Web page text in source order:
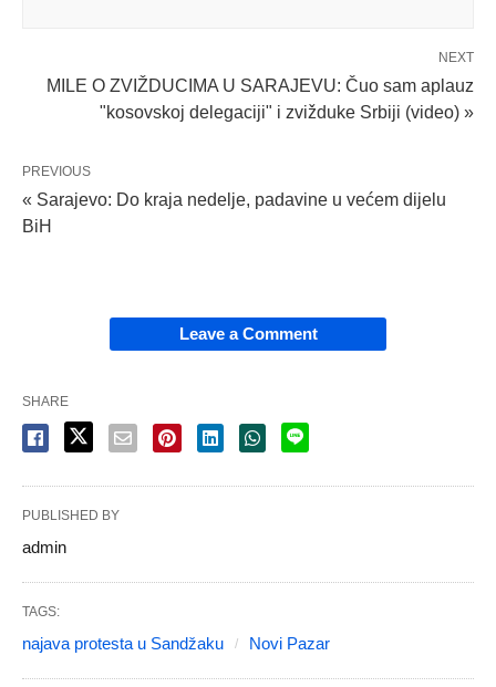
NEXT
MILE O ZVIŽDUCIMA U SARAJEVU: Čuo sam aplauz
"kosovskoj delegaciji" i zvižduke Srbiji (video) »
PREVIOUS
« Sarajevo: Do kraja nedelje, padavine u većem dijelu
BiH
Leave a Comment
SHARE
PUBLISHED BY
admin
TAGS:
najava protesta u Sandžaku Novi Pazar